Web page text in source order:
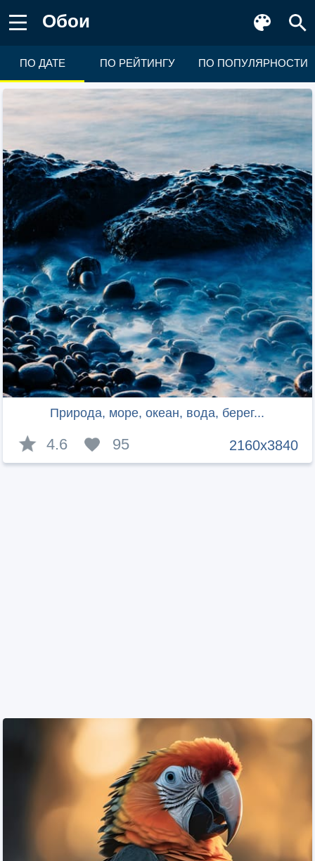
Обои
ПО ДАТЕ ПО РЕЙТИНГУ ПО ПОПУЛЯРНОСТИ
Природа, море, океан, вода, берег...
2160x3840
4.6 95